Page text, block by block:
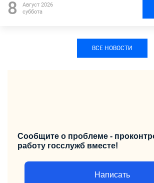
8
Август 2026
суббота
ВСЕ НОВОСТИ
Сообщите о проблеме -
работу госслужб вместе!
Написать